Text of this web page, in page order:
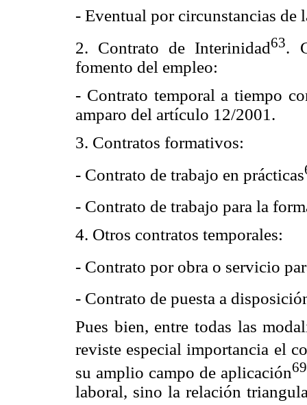
- Eventual por circunstancias de
2. Contrato de Interinidad63.
fomento del empleo:
- Contrato temporal a tiempo
amparo del artículo 12/2001.
3. Contratos formativos:
- Contrato de trabajo en prácticas
- Contrato de trabajo para la
4. Otros contratos temporales:
- Contrato por obra o servicio
- Contrato de puesta a
Pues bien, entre todas las
reviste especial importancia el
su amplio campo de aplicación69
laboral, sino la relación